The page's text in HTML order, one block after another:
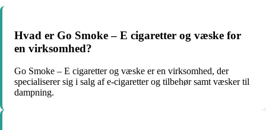
Hvad er Go Smoke – E cigaretter og væske for
en virksomhed?
Go Smoke – E cigaretter og væske er en virksomhed, der
specialiserer sig i salg af e-cigaretter og tilbehør samt væsker til
dampning.